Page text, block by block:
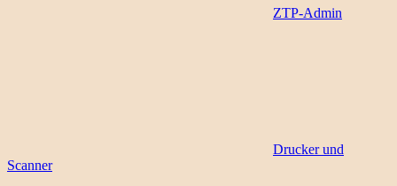
ZTP-Admin
Drucker und
Scanner